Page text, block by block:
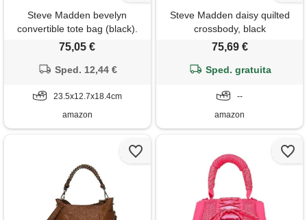
Steve Madden bevelyn
convertible tote bag (black).
75,05 €
Sped. 12,44 €
23.5x12.7x18.4cm
amazon
Steve Madden daisy quilted
crossbody, black
75,69 €
Sped. gratuita
--
amazon